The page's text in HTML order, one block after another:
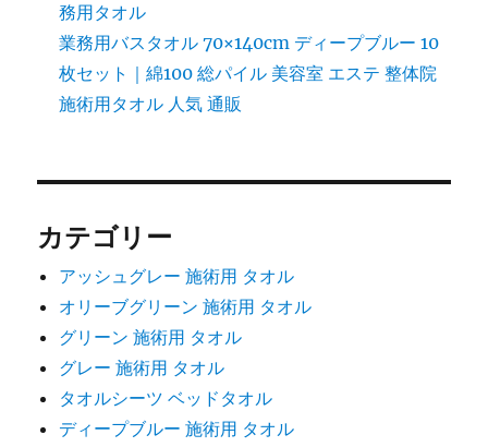
務用タオル
業務用バスタオル 70×140cm ディープブルー 10
枚セット｜綿100 総パイル 美容室 エステ 整体院
施術用タオル 人気 通販
カテゴリー
アッシュグレー 施術用 タオル
オリーブグリーン 施術用 タオル
グリーン 施術用 タオル
グレー 施術用 タオル
タオルシーツ ベッドタオル
ディープブルー 施術用 タオル